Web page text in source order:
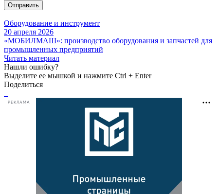
Отправить
Оборудование и инструмент
20 апреля 2026
«МОБИЛМАШ»: производство оборудования и запчастей для
промышленных предприятий
Читать материал
Нашли ошибку?
Выделите ее мышкой и нажмите Ctrl + Enter
Поделиться
РЕКЛАМА